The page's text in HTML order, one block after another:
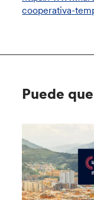
cooperativa-
Puede